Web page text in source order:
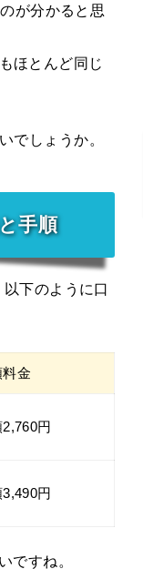
が分かると思
ほとんど同じ
でしょうか。
手順
下のように口
料金
2,760円
3,490円
ですね。